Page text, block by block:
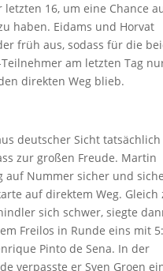
letzten 16, um eine Chance
haben. Eidams und Horvat
früh aus, sodass für die
am letzten Tag
direkten Weg blieb.
deutscher Sicht tatsächlich
zur großen Freude. Martin
auf Nummer sicher und
auf direktem Weg. Gleich
sich schwer, siegte
Freilos in Runde eins mit
Pinto de Sena. In der
verpasste er Sven Groen